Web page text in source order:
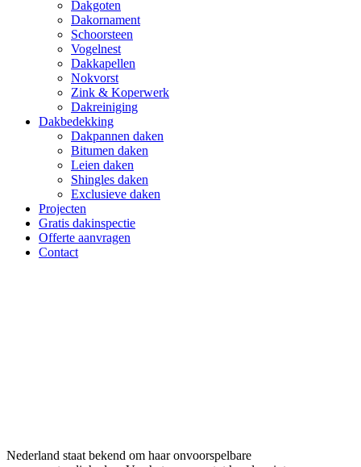
Dakgoten
Dakornament
Schoorsteen
Vogelnest
Dakkapellen
Nokvorst
Zink & Koperwerk
Dakreiniging
Dakbedekking
Dakpannen daken
Bitumen daken
Leien daken
Shingles daken
Exclusieve daken
Projecten
Gratis dakinspectie
Offerte aanvragen
Contact
Nederland staat bekend om haar onvoorspelbare